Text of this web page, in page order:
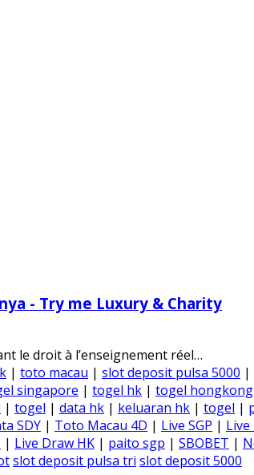
- Try me Luxury & Charity
le droit à l’enseignement réel…
| toto macau | slot deposit pulsa 5000 |
singapore | togel hk | togel hongkong
| togel | data hk | keluaran hk | togel |
SDY | Toto Macau 4D | Live SGP | Live
| Live Draw HK | paito sgp | SBOBET |
slot deposit pulsa tri slot deposit 5000